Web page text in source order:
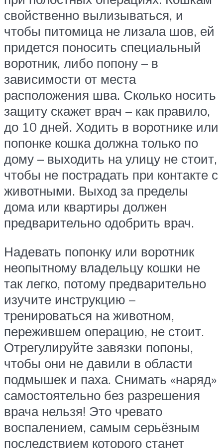
свойственно вылизываться, и
чтобы питомица не лизала шов, ей
придется поносить специальный
воротник, либо попону – в
зависимости от места
расположения шва. Сколько носить
защиту скажет врач – как правило,
до 10 дней. Ходить в воротнике или
попонке кошка должна только по
дому – выходить на улицу не стоит,
чтобы не пострадать при контакте с
животными. Выход за пределы
дома или квартиры должен
предварительно одобрить врач.
Надевать попонку или воротник
неопытному владельцу кошки не
так легко, потому предварительно
изучите инструкцию –
тренироваться на животном,
пережившем операцию, не стоит.
Отрегулируйте завязки попоны,
чтобы они не давили в области
подмышек и паха. Снимать «наряд»
самостоятельно без разрешения
врача нельзя! Это чревато
воспалением, самым серьёзным
последствием которого станет